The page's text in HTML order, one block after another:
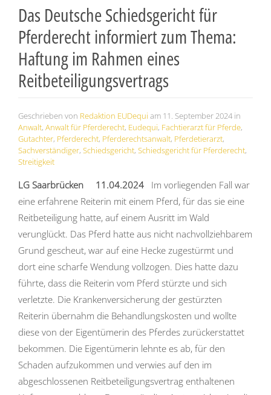
Das Deutsche Schiedsgericht für
Pferderecht informiert zum Thema:
Haftung im Rahmen eines
Reitbeteiligungsvertrags
Geschrieben von Redaktion EUDequi am 11. September 2024 in
Anwalt, Anwalt für Pferderecht, Eudequi, Fachtierarzt für Pferde,
Gutachter, Pferderecht, Pferderechtsanwalt, Pferdetierarzt,
Sachverständiger, Schiedsgericht, Schiedsgericht für Pferderecht,
Streitigkeit
LG Saarbrücken 11.04.2024
Im vorliegenden Fall war
eine erfahrene Reiterin mit einem Pferd, für das sie eine
Reitbeteiligung hatte, auf einem Ausritt im Wald
verunglückt. Das Pferd hatte aus nicht nachvollziehbarem
Grund gescheut, war auf eine Hecke zugestürmt und
dort eine scharfe Wendung vollzogen. Dies hatte dazu
führte, dass die Reiterin vom Pferd stürzte und sich
verletzte. Die Krankenversicherung der gestürzten
Reiterin übernahm die Behandlungskosten und wollte
diese von der Eigentümerin des Pferdes zurückerstattet
bekommen. Die Eigentümerin lehnte es ab, für den
Schaden aufzukommen und verwies auf den im
abgeschlossenen Reitbeteiligungsvertrag enthaltenen